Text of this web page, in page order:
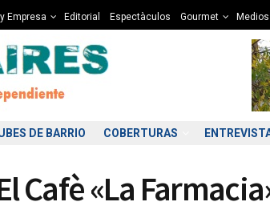
Empresa Editorial Espectàculos Gourmet Medios
DE BARRIO COBERTURAS
Cafè «La